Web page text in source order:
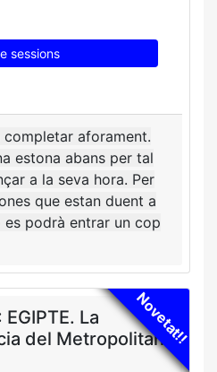
sessions
aforament.
estona abans per tal
a la seva hora. Per
que estan duent a
podrà entrar un cop
Novetat!!
EGIPTE. La
del Metropolitan